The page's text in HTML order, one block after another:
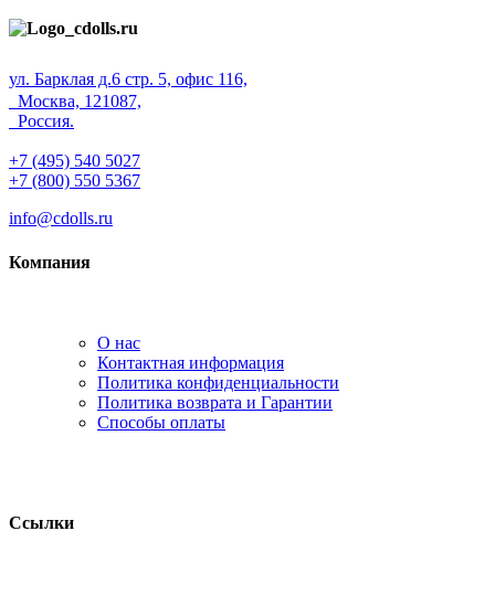
ул. Барклая д.6 стр. 5, офис 116,
Москва, 121087,
Россия.
+7 (495) 540 5027
+7 (800) 550 5367
info@cdolls.ru
Компания
О нас
Контактная информация
Политика конфиденциальности
Политика возврата и Гарантии
Способы оплаты
Ссылки